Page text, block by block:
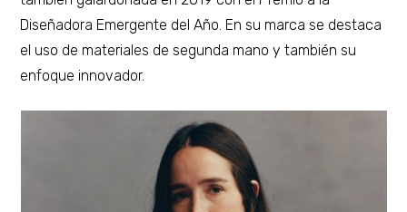
Diseñadora Emergente del Año. En su marca se destaca
el uso de materiales de segunda mano y también su
enfoque innovador.